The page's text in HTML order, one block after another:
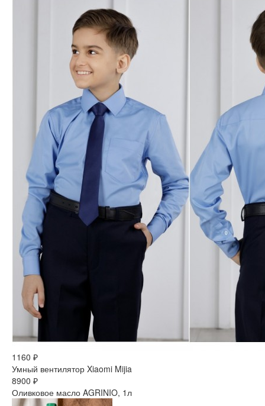
1160 ₽
Умный вентилятор Xiaomi Mijia
8900 ₽
Оливковое масло AGRINIO, 1л